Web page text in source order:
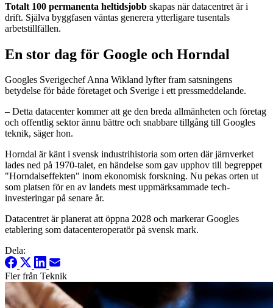
Totalt 100 permanenta heltidsjobb skapas när datacentret är i
drift. Själva byggfasen väntas generera ytterligare tusentals
arbetstillfällen.
En stor dag för Google och Horndal
Googles Sverigechef Anna Wikland lyfter fram satsningens
betydelse för både företaget och Sverige i ett pressmeddelande.
– Detta datacenter kommer att ge den breda allmänheten och företag
och offentlig sektor ännu bättre och snabbare tillgång till Googles
teknik, säger hon.
Horndal är känt i svensk industrihistoria som orten där järnverket
lades ned på 1970-talet, en händelse som gav upphov till begreppet
"Horndalseffekten" inom ekonomisk forskning. Nu pekas orten ut
som platsen för en av landets mest uppmärksammade tech-
investeringar på senare år.
Datacentret är planerat att öppna 2028 och markerar Googles
etablering som datacenteroperatör på svensk mark.
Dela:
Fler från Teknik